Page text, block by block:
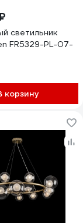
светильник
FR5329-PL-07-
корзину